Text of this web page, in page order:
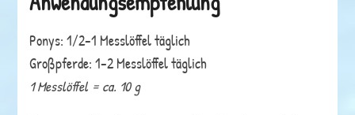
Ponys: 1/2–1 Messlöffel täglich
Großpferde: 1–2 Messlöffel täglich
1 Messlöffel = ca. 10 g